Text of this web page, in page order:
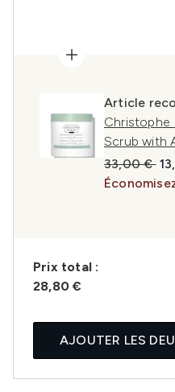
Article
Christophe
Scrub with
Prix de
33,00 €
Prix ​​total :
28,80 €
AJOUTER LES